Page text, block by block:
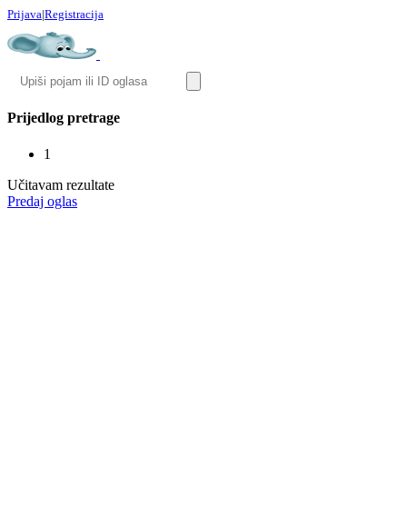
Prijava|Registracija
Prijedlog pretrage
1
Učitavam rezultate
Predaj oglas